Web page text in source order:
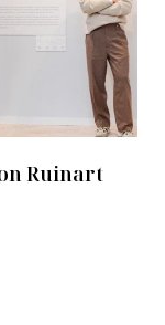
Ruinart